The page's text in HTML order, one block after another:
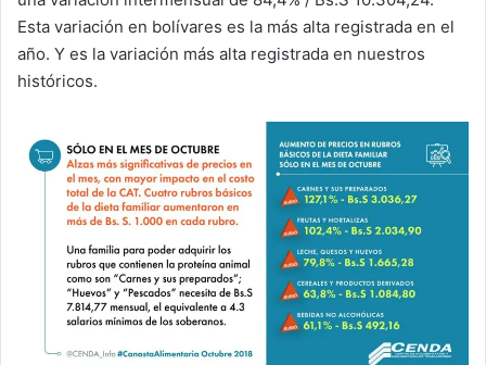
Esta variación en bolívares es la más alta registrada en el
año. Y es la variación más alta registrada en nuestros
históricos.